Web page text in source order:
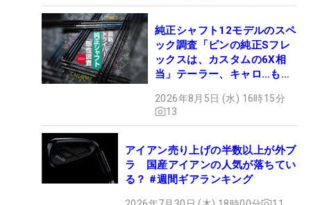
純正シャフト12モデルのスペ
ック調査「ピンの純正Sフレ
ックスは、カスタムの6X相
当」テーラー、キャロ…もチ
2026年8月5日 (水) 16時15分
13
アイアン売り上げの半数以上が外ブ
ラ 国産アイアンの人気が落ちてい
る？ #週間ギアランキング